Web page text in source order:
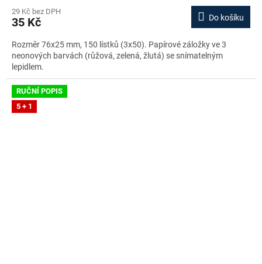
29 Kč bez DPH
35 Kč Do košíku
Rozměr 76x25 mm, 150 lístků (3x50). Papírové záložky ve 3
neonových barvách (růžová, zelená, žlutá) se snímatelným
lepidlem.
RUČNÍ POPIS
5 + 1